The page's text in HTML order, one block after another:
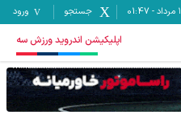
-
01:47 جستجو ورود
اپلیکیشن اندروید ورزش سه